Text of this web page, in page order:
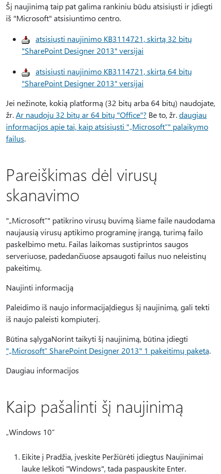
Šį naujinimą taip pat galima rankiniu būdu atsisiųsti ir įdiegti
iš "Microsoft" atsisiuntimo centro.
atsisiųsti naujinimo KB3114721, skirtą 32 bitų
"SharePoint Designer 2013" versijai
atsisiųsti naujinimo KB3114721, skirtą 64 bitų
"SharePoint Designer 2013" versijai
Jei nežinote, kokią platformą (32 bitų arba 64 bitų) naudojate,
žr.Ar naudoju 32 bitų ar 64 bitų "Office"? Be to, žr.daugiau
informacijos apie tai, kaip atsisiųsti "„Microsoft“" palaikymo
failus.
Pareiškimas dėl virusų
skanavimo
"„Microsoft“" patikrino virusų buvimą šiame faile naudodama
naujausią virusų aptikimo programinę įrangą, turimą failo
paskelbimo metu. Failas laikomas sustiprintos saugos
serveriuose, padedančiuose apsaugoti failus nuo neleistinų
pakeitimų.
Naujinti informaciją
Paleidimo iš naujo informacijaĮdiegus šį naujinimą, gali tekti
iš naujo paleisti kompiuterį.
Būtina sąlygaNorint taikyti šį naujinimą, būtina įdiegti
"„Microsoft“ SharePoint Designer 2013" 1 pakeitimų paketą.
Daugiau informacijos
Kaip pašalinti šį naujinimą
„Windows 10“
Eikite į Pradžia, įveskite Peržiūrėti įdiegtus Naujinimai
lauke Ieškoti "Windows", tada paspauskite Enter.